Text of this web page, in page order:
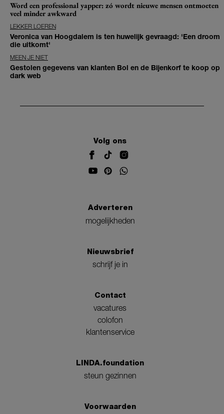
Word een professional yapper: zó wordt nieuwe mensen ontmoeten
veel minder awkward
LEKKER LOEREN
Veronica van Hoogdalem is ten huwelijk gevraagd: 'Een droom
die uitkomt'
MEEN JE NIET
Gestolen gegevens van klanten Bol en de Bijenkorf te koop op
dark web
Volg ons
Adverteren
mogelijkheden
Nieuwsbrief
schrijf je in
Contact
vacatures
colofon
klantenservice
LINDA.foundation
steun gezinnen
Voorwaarden